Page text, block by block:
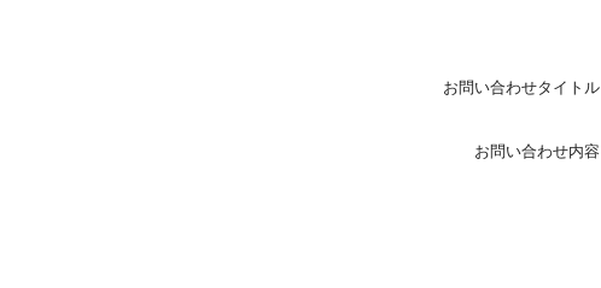
お問い合わせタイトル
お問い合わせ内容